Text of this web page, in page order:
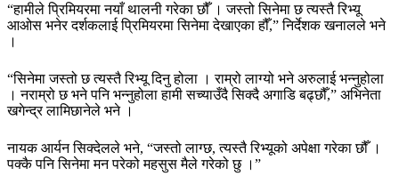
“हामीले प्रिमियरमा नयाँ थालनी गरेका छौँ । जस्तो सिनेमा छ त्यस्तै रिभ्यू
आओस भनेर दर्शकलाई प्रिमियरमा सिनेमा देखाएका हौँ,” निर्देशक खनालले भने
।
“सिनेमा जस्तो छ त्यस्तै रिभ्यू दिनु होला । राम्रो लाग्यो भने अरुलाई भन्नुहोला
। नराम्रो छ भने पनि भन्नुहोला हामी सच्याउँदै सिक्दै अगाडि बढ्छौँ,” अभिनेता
खगेन्द्र लामिछानेले भने ।
नायक आर्यन सिक्देलले भने, “जस्तो लाग्छ, त्यस्तै रिभ्यूको अपेक्षा गरेका छौँ ।
पक्कै पनि सिनेमा मन परेको महसुस मैले गरेको छु ।”